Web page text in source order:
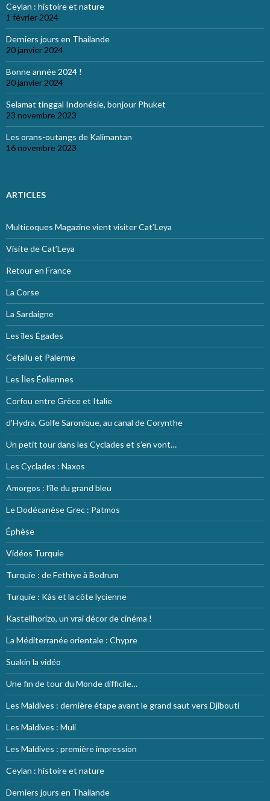
Ceylan : histoire et nature
1 février 2024
Derniers jours en Thailande
20 janvier 2024
Bonne année 2024 !
20 janvier 2024
Selamat tinggal Indonésie, bonjour Phuket
23 novembre 2023
Les orans-outangs de Kalimantan
16 novembre 2023
ARTICLES
Multicoques Magazine vient visiter Cat’Leya
Visite de Cat’Leya
Retour en France
La Corse
La Sardaigne
Les îles Égades
Cefallu et Palerme
Les Îles Éoliennes
Corfou entre Grèce et Italie
d’Hydra, Golfe Saronique, au canal de Corynthe
Un petit tour dans les Cyclades et s’en vont…
Les Cyclades : Naxos
Amorgos : l’île du grand bleu
Le Dodécanèse Grec : Patmos
Éphèse
Vidéos Turquie
Turquie : de Fethiye à Bodrum
Turquie : Kàs et la côte lycienne
Kastellhorizo, un vrai décor de cinéma !
La Méditerranée orientale : Chypre
Suakin la vidéo
Une fin de tour du Monde difficile…
Les Maldives : dernière étape avant le grand saut vers Djibouti
Les Maldives : Muli
Les Maldives : première impression
Ceylan : histoire et nature
Derniers jours en Thailande